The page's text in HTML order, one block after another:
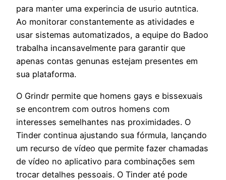
para manter uma experincia de usurio autntica.
Ao monitorar constantemente as atividades e
usar sistemas automatizados, a equipe do Badoo
trabalha incansavelmente para garantir que
apenas contas genunas estejam presentes em
sua plataforma.
O Grindr permite que homens gays e bissexuais
se encontrem com outros homens com
interesses semelhantes nas proximidades. O
Tinder continua ajustando sua fórmula, lançando
um recurso de vídeo que permite fazer chamadas
de vídeo no aplicativo para combinações sem
trocar detalhes pessoais. O Tinder até pode